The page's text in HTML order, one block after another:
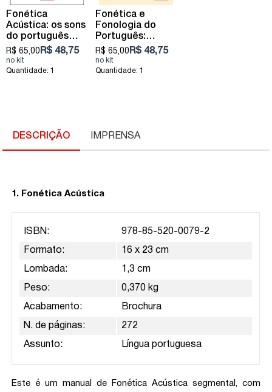
Fonética
Acústica: os sons
do português
brasileiro
R$ 65,00 R$ 48,75
Quantidade: 1
Fonética e
Fonologia do
Português:
roteiro de
estudos e guia
de exercícios
R$ 65,00 R$ 48,75
Quantidade: 1
DESCRIÇÃO IMPRENSA
1. Fonética Acústica
ISBN: 978-85-520-0079-2
Formato: 16 x 23 cm
Lombada: 1,3 cm
Peso: 0,370 kg
Acabamento: Brochura
N. de páginas: 272
Assunto: Língua portuguesa
Este é um manual de Fonética Acústica segmental, com